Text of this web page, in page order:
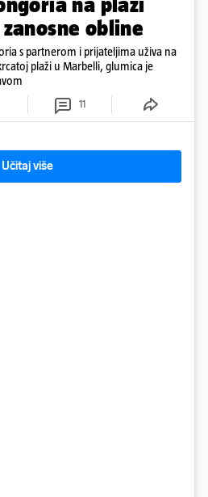
obline
s partnerom i prijateljima uživa na
plaži u Marbelli, glumica je
11
Učitaj više